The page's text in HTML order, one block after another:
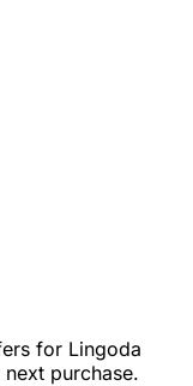
for Lingoda
purchase.